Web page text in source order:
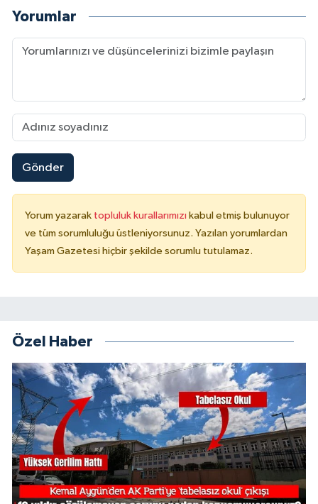
Yorumlar
Gönder
Yorum yazarak topluluk kurallarımızı kabul etmiş bulunuyor
ve tüm sorumluluğu üstleniyorsunuz. Yazılan yorumlardan
Yaşam Gazetesi hiçbir şekilde sorumlu tutulamaz.
Özel Haber